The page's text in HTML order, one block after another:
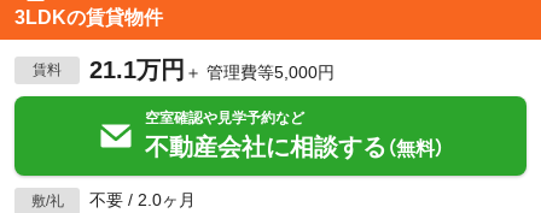
3LDKの賃貸物件
賃料 21.1万円 ＋ 管理費等5,000円
空室確認や見学予約など
不動産会社に相談する （無料）
敷/礼 不要 / 2.0ヶ月